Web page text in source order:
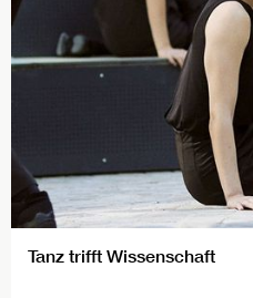
Tanz trifft Wissenschaft